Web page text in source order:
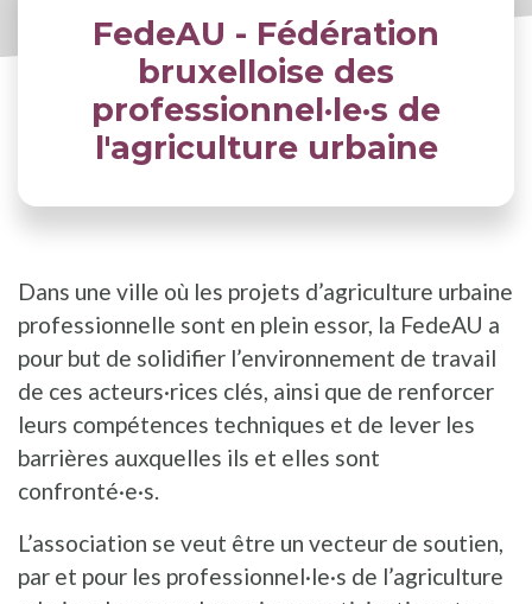
FedeAU - Fédération
bruxelloise des
professionnel·le·s de
l'agriculture urbaine
Dans une ville où les projets d’agriculture urbaine
professionnelle sont en plein essor, la FedeAU a
pour but de solidifier l’environnement de travail
de ces acteurs·rices clés, ainsi que de renforcer
leurs compétences techniques et de lever les
barrières auxquelles ils et elles sont
confronté·e·s.
L’association se veut être un vecteur de soutien,
par et pour les professionnel·le·s de l’agriculture